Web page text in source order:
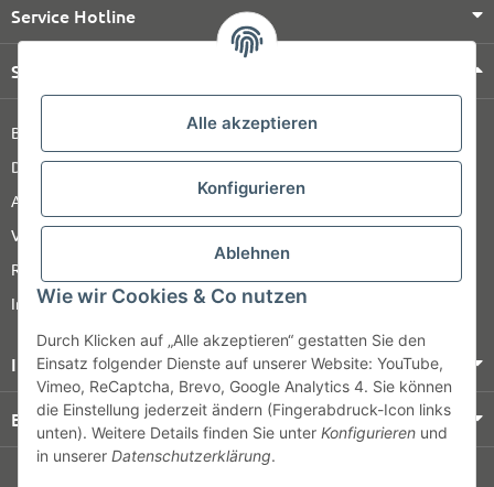
Alle akzeptieren
Konfigurieren
Ablehnen
Wie wir Cookies & Co nutzen
Durch Klicken auf „Alle akzeptieren“ gestatten Sie den
Einsatz folgender Dienste auf unserer Website: YouTube,
Vimeo, ReCaptcha, Brevo, Google Analytics 4. Sie können
die Einstellung jederzeit ändern (Fingerabdruck-Icon links
unten). Weitere Details finden Sie unter Konfigurieren und
in unserer Datenschutzerklärung.
Service Hotline
Shop Service
Barrierefreiheitserklärung
Datenschutz
AGB
Versandinformationen
Retour
Impressum
Informationen
Bezahlung & Versand
© HOZ MEDI WERK